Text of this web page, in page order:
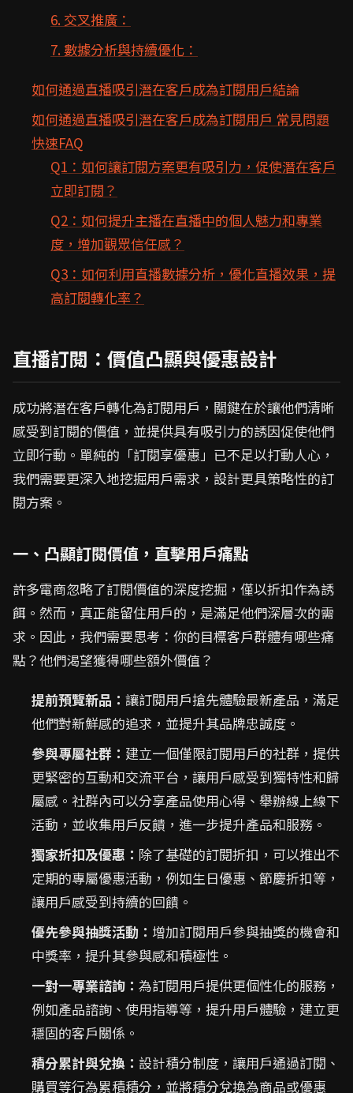
6. 交叉推廣：
7. 數據分析與持續優化：
如何通過直播吸引潛在客戶成為訂閱用戶結論
如何通過直播吸引潛在客戶成為訂閱用戶 常見問題
快速FAQ
Q1：如何讓訂閱方案更有吸引力，促使潛在客戶
立即訂閱？
Q2：如何提升主播在直播中的個人魅力和專業
度，增加觀眾信任感？
Q3：如何利用直播數據分析，優化直播效果，提
高訂閱轉化率？
直播訂閱：價值凸顯與優惠設計
成功將潛在客戶轉化為訂閱用戶，關鍵在於讓他們清晰
感受到訂閱的價值，並提供具有吸引力的誘因促使他們
立即行動。單純的「訂閱享優惠」已不足以打動人心，
我們需要更深入地挖掘用戶需求，設計更具策略性的訂
閱方案。
一、凸顯訂閱價值，直擊用戶痛點
許多電商忽略了訂閱價值的深度挖掘，僅以折扣作為誘
餌。然而，真正能留住用戶的，是滿足他們深層次的需
求。因此，我們需要思考：你的目標客戶群體有哪些痛
點？他們渴望獲得哪些額外價值？
提前預覽新品： 讓訂閱用戶搶先體驗最新產品，滿足
他們對新鮮感的追求，並提升其品牌忠誠度。
參與專屬社群： 建立一個僅限訂閱用戶的社群，提供
更緊密的互動和交流平台，讓用戶感受到獨特性和歸
屬感。社群內可以分享產品使用心得、舉辦線上線下
活動，並收集用戶反饋，進一步提升產品和服務。
獨家折扣及優惠： 除了基礎的訂閱折扣，可以推出不
定期的專屬優惠活動，例如生日優惠、節慶折扣等，
讓用戶感受到持續的回饋。
優先參與抽獎活動： 增加訂閱用戶參與抽獎的機會和
中獎率，提升其參與感和積極性。
一對一專業諮詢： 為訂閱用戶提供更個性化的服務，
例如產品諮詢、使用指導等，提升用戶體驗，建立更
穩固的客戶關係。
積分累計與兌換： 設計積分制度，讓用戶通過訂閱、
購買等行為累積積分，並將積分兌換為商品或優惠